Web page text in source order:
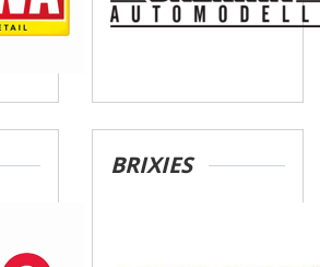
BRIXIES